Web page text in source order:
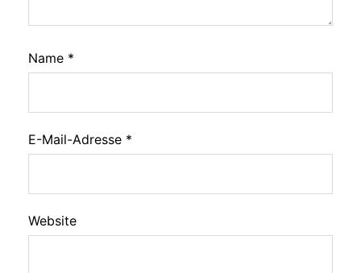
Name *
E-Mail-Adresse *
Website